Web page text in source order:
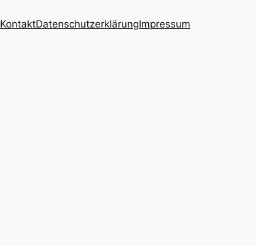
KontaktDatenschutzerklärungImpressum